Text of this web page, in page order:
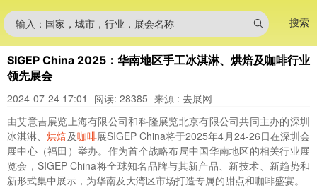
输入：国家，城市，行业，展会名称 搜索
SIGEP China 2025：华南地区手工冰淇淋、烘焙及咖啡行业
领先展会
2024-07-24 17:01
阅读: 28385 来源 : 去展网
由艾意吉展览上海有限公司和科隆展览北京有限公司共同主办的深圳
冰淇淋、烘焙及咖啡展SIGEP China将于2025年4月24-26日在深圳会
展中心（福田）举办。作为首个战略布局中国华南地区的相关行业展
览会，SIGEP China将全球知名品牌与其新产品、新技术、新趋势和
新形式集中展示，为华南及大湾区市场打造专属的甜点和咖啡盛宴。